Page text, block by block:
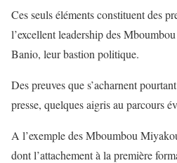
Ces seuls éléments constituent des
l’excellent leadership des
Banio, leur bastion politique.
Des preuves que s’acharnent
presse, quelques aigris au parcours
A l’exemple des Mboumbou
dont l’attachement à la première